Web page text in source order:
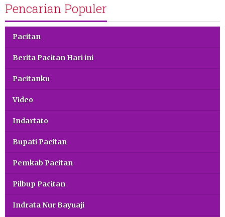
Pencarian Populer
Pacitan
Berita Pacitan Hari ini
Pacitanku
Video
Indartato
Bupati Pacitan
Pemkab Pacitan
Pilbup Pacitan
Indrata Nur Bayuaji